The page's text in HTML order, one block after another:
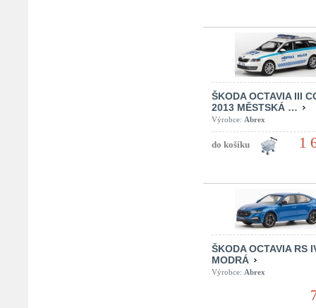
ŠKODA OCTAVIA III
2013 MĚSTSKÁ …
Výrobce: Abrex
1
ŠKODA OCTAVIA RS
MODRÁ
Výrobce: Abrex